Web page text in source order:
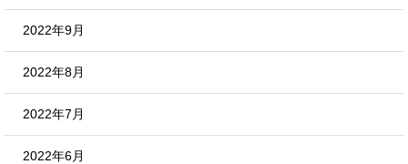
2022年9月
2022年8月
2022年7月
2022年6月